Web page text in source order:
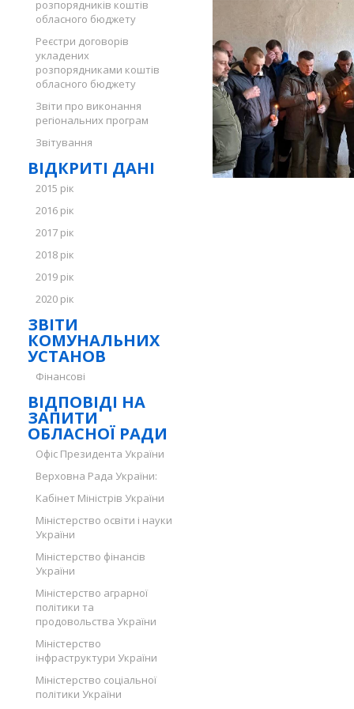
розпорядників коштів
обласного бюджету
Реєстри договорів
укладених
розпорядниками коштів
обласного бюджету
Звіти про виконання
регіональних програм
Звітування
ВІДКРИТІ ДАНІ
2015 рік
2016 рік
2017 рік
2018 рік
2019 рік
2020 рік
ЗВІТИ
КОМУНАЛЬНИХ
УСТАНОВ
Фінансові
ВІДПОВІДІ НА
ЗАПИТИ
ОБЛАСНОЇ РАДИ
Офіс Президента України
Верховна Рада України:
Кабінет Міністрів України
Міністерство освіти і науки
України
Міністерство фінансів
України
Міністерство аграрної
політики та
продовольства України
Міністерство
інфраструктури України
Міністерство соціальної
політики України